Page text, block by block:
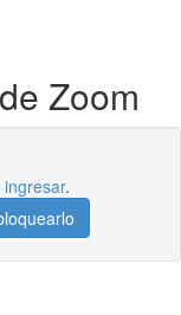
Zoom
.